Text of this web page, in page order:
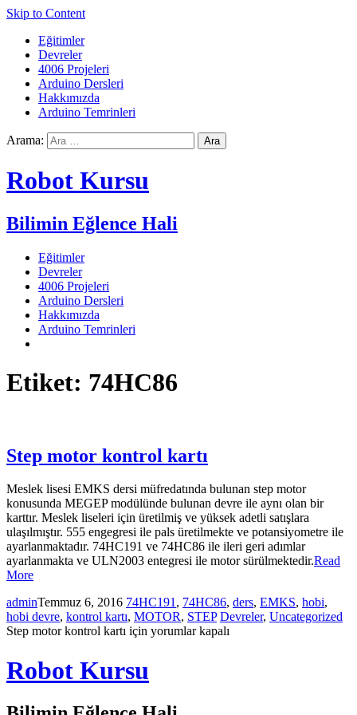
Skip to Content
Eğitimler
Devreler
4006 Projeleri
Arduino Dersleri
Hakkımızda
Arduino Temrinleri
Arama:
Robot Kursu
Bilimin Eğlence Hali
Eğitimler
Devreler
4006 Projeleri
Arduino Dersleri
Hakkımızda
Arduino Temrinleri
Etiket: 74HC86
Step motor kontrol kartı
Meslek lisesi EMKS dersi müfredatında bulunan step motor
konusunda MEGEP modülünde bulunan devre ile aynı olan bir
karttır. Meslek liseleri için üretilmiş ve yüksek adetli satışlara
ulaşılmıştır. 555 engegresi ile pals üretilmekte ve potansiyometre ile
ayarlanmaktadır. 74HC191 ve 74HC86 ile ileri geri adımlar
ayarlanmakta ve ULN2003 entegresi ile motor sürülmektedir.Read
More
adminTemmuz 6, 2016 74HC191, 74HC86, ders, EMKS, hobi,
hobi devre, kontrol kartı, MOTOR, STEP Devreler, Uncategorized
Step motor kontrol kartı için yorumlar kapalı
Robot Kursu